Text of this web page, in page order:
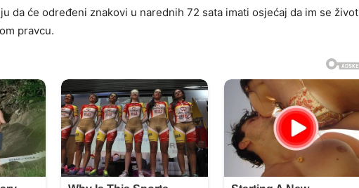
da će određeni znakovi u narednih 72 sata imati osjećaj da im se život
pravcu.